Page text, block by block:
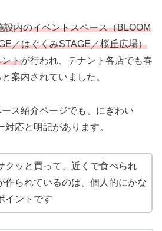
設内のイベントスペース（BLOOM
／はぐくみSTAGE／桜丘広場）
トが行われ、テナント各店でも春
案内されていました。
ス紹介ページでも、にぎわい
応と明記があります。
クッと買って、近くで食べられ
作られているのは、個人的にかな
イントです